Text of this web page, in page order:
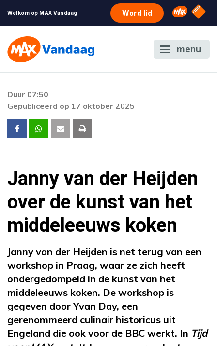
Welkom op MAX Vandaag Word lid Omroep
NPO
menu
Er is een licentie-fout opgetreden. Als het
contact op met onze klantenservice.
Duur 07:50
Gepubliceerd op 17 oktober 2025
Janny van der Heijden
over de kunst van het
middeleeuws koken
Janny van der Heijden is net terug van een
workshop in Praag, waar ze zich heeft
ondergedompeld in de kunst van het
middeleeuws koken. De workshop is
gegeven door Yvan Day, een
gerenommeerd culinair historicus uit
Engeland die ook voor de BBC werkt. In Tijd